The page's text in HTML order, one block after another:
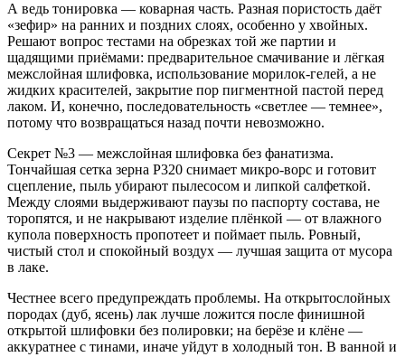
А ведь тонировка — коварная часть. Разная пористость даёт
«зефир» на ранних и поздних слоях, особенно у хвойных.
Решают вопрос тестами на обрезках той же партии и
щадящими приёмами: предварительное смачивание и лёгкая
межслойная шлифовка, использование морилок‑гелей, а не
жидких красителей, закрытие пор пигментной пастой перед
лаком. И, конечно, последовательность «светлее — темнее»,
потому что возвращаться назад почти невозможно.
Секрет №3 — межслойная шлифовка без фанатизма.
Тончайшая сетка зерна Р320 снимает микро‑ворс и готовит
сцепление, пыль убирают пылесосом и липкой салфеткой.
Между слоями выдерживают паузы по паспорту состава, не
торопятся, и не накрывают изделие плёнкой — от влажного
купола поверхность пропотеет и поймает пыль. Ровный,
чистый стол и спокойный воздух — лучшая защита от мусора
в лаке.
Честнее всего предупреждать проблемы. На открытослойных
породах (дуб, ясень) лак лучше ложится после финишной
открытой шлифовки без полировки; на берёзе и клёне —
аккуратнее с тинами, иначе уйдут в холодный тон. В ванной и